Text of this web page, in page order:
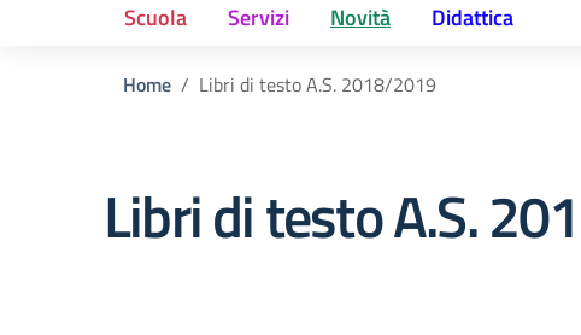
Scuola Servizi Novità Didattica
Home Libri di testo A.S. 2018/2019
Libri di testo A.S.